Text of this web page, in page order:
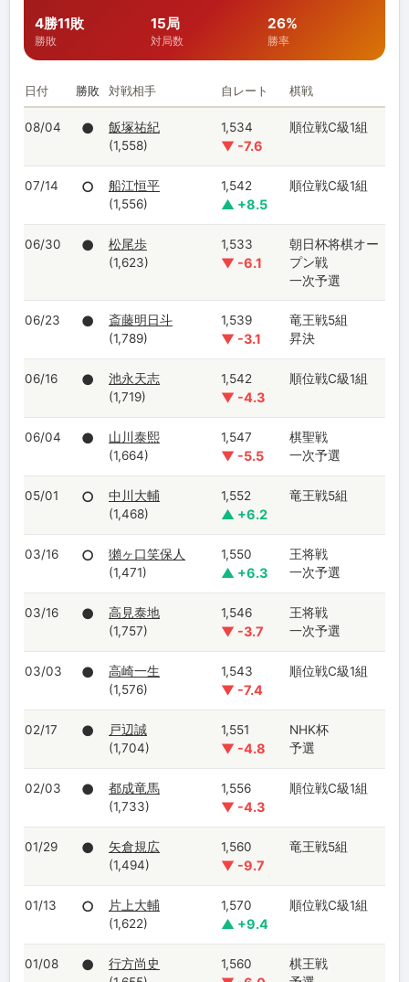
4勝11敗
勝敗
15局
対局数
26%
勝率
日付 勝敗 対戦相手 自レート 棋戦
08/04 ●
飯塚祐紀
(1,558)
1,534
▼ -7.6
順位戦C級1組
07/14 ○
船江恒平
(1,556)
1,542
▲ +8.5
順位戦C級1組
06/30 ●
松尾歩
(1,623)
1,533
▼ -6.1
朝日杯将棋オー
プン戦
一次予選
06/23 ●
斎藤明日斗
(1,789)
1,539
▼ -3.1
竜王戦5組
昇決
06/16 ●
池永天志
(1,719)
1,542
▼ -4.3
順位戦C級1組
06/04 ●
山川泰熙
(1,664)
1,547
▼ -5.5
棋聖戦
一次予選
05/01 ○
中川大輔
(1,468)
1,552
▲ +6.2
竜王戦5組
03/16 ○
獺ヶ口笑保人
(1,471)
1,550
▲ +6.3
王将戦
一次予選
03/16 ●
高見泰地
(1,757)
1,546
▼ -3.7
王将戦
一次予選
03/03 ●
高崎一生
(1,576)
1,543
▼ -7.4
順位戦C級1組
02/17 ●
戸辺誠
(1,704)
1,551
▼ -4.8
NHK杯
予選
02/03 ●
都成竜馬
(1,733)
1,556
▼ -4.3
順位戦C級1組
01/29 ●
矢倉規広
(1,494)
1,560
▼ -9.7
竜王戦5組
01/13 ○
片上大輔
(1,622)
1,570
▲ +9.4
順位戦C級1組
01/08 ●
行方尚史
1,560
棋王戦